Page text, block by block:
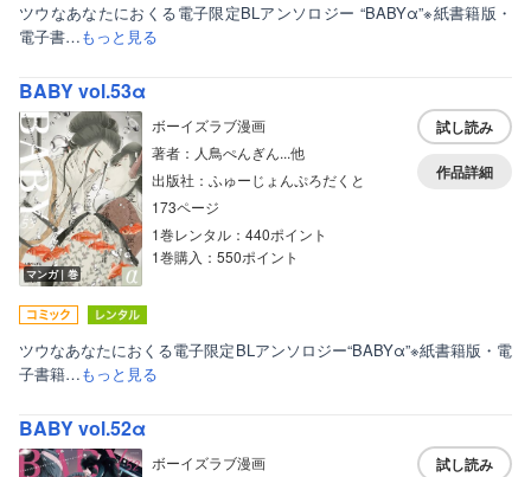
ツウなあなたにおくる電子限定BLアンソロジー “BABYα”※紙書籍版・
電子書…もっと見る
BABY vol.53α
マンガ｜巻
ボーイズラブ漫画
著者：人鳥ぺんぎん...他
出版社：ふゅーじょんぷろだくと
173ページ
1巻レンタル：440ポイント
1巻購入：550ポイント
試し読み
作品詳細
ツウなあなたにおくる電子限定BLアンソロジー“BABYα”※紙書籍版・電
子書籍…もっと見る
BABY vol.52α
ボーイズラブ漫画
試し読み